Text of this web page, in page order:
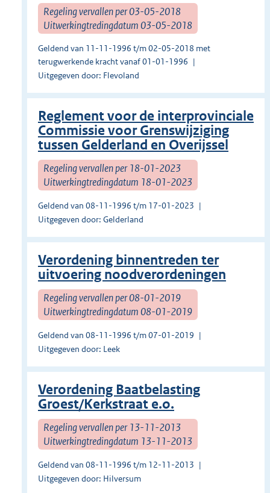
Regeling vervallen per 03-05-2018
Uitwerkingtredingdatum 03-05-2018
Geldend van 11-11-1996 t/m 02-05-2018 met
terugwerkende kracht vanaf 01-01-1996
Uitgegeven door: Flevoland
Reglement voor de interprovinciale
Commissie voor Grenswijziging
tussen Gelderland en Overijssel
Regeling vervallen per 18-01-2023
Uitwerkingtredingdatum 18-01-2023
Geldend van 08-11-1996 t/m 17-01-2023
Uitgegeven door: Gelderland
Verordening binnentreden ter
uitvoering noodverordeningen
Regeling vervallen per 08-01-2019
Uitwerkingtredingdatum 08-01-2019
Geldend van 08-11-1996 t/m 07-01-2019
Uitgegeven door: Leek
Verordening Baatbelasting
Groest/Kerkstraat e.o.
Regeling vervallen per 13-11-2013
Uitwerkingtredingdatum 13-11-2013
Geldend van 08-11-1996 t/m 12-11-2013
Uitgegeven door: Hilversum